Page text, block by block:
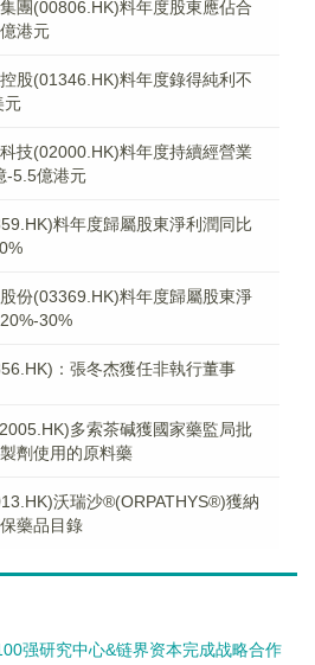
集團(00806.HK)料年度股東應佔合
港元
控股(01346.HK)料年度錄得純利不
元
科技(02000.HK)料年度持續經營業
-5.5億港元
料年度歸屬股東淨利潤同比
股份(03369.HK)料年度歸屬股東淨
30%
：張冬杰獲任非執行董事
多索茶碱獲國家藥監局批
劑使用的原料藥
沃瑞沙®(ORPATHYS®)獲納
藥品目錄
强研究中心&链界资本完成战略合作